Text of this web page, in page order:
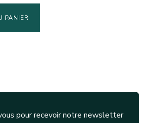
PANIER
pour recevoir notre newsletter